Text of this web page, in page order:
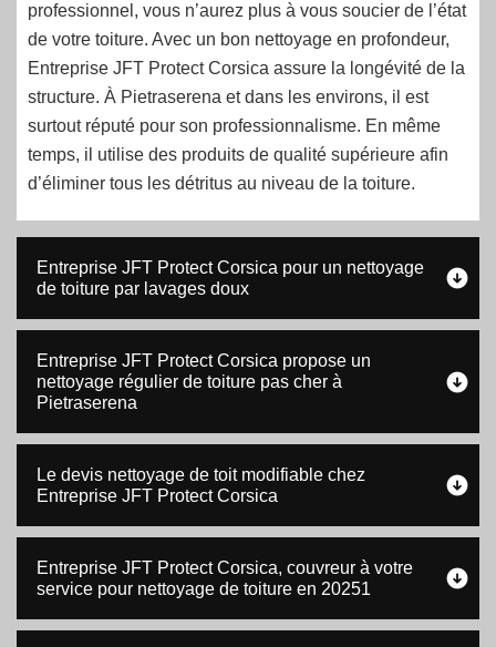
professionnel, vous n’aurez plus à vous soucier de l’état
de votre toiture. Avec un bon nettoyage en profondeur,
Entreprise JFT Protect Corsica assure la longévité de la
structure. À Pietraserena et dans les environs, il est
surtout réputé pour son professionnalisme. En même
temps, il utilise des produits de qualité supérieure afin
d’éliminer tous les détritus au niveau de la toiture.
Entreprise JFT Protect Corsica pour un nettoyage
de toiture par lavages doux
Entreprise JFT Protect Corsica propose un
nettoyage régulier de toiture pas cher à
Pietraserena
Le devis nettoyage de toit modifiable chez
Entreprise JFT Protect Corsica
Entreprise JFT Protect Corsica, couvreur à votre
service pour nettoyage de toiture en 20251